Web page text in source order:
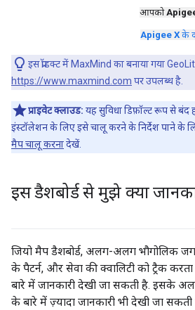
आपको
Apigee X के
इस प्रॉडक्ट में MaxMind का बनाया गया
https://www.maxmind.com पर उपलब्ध है.
प्राइवेट क्लाउड: यह सुविधा डिफ़ॉल्ट रूप से बंद
इंस्टॉलेशन के लिए इसे चालू करने के निर्देश पाने के
मैप चालू करनादेखें.
इस डैशबोर्ड से मुझे क्या
जियो मैप डैशबोर्ड, अलग-अलग भौगोलिक
के पैटर्न, और सेवा की क्वालिटी को ट्रैक
बारे में जानकारी देखी जा सकती है. इसके
के बारे में ज़्यादा जानकारी भी देखी जा